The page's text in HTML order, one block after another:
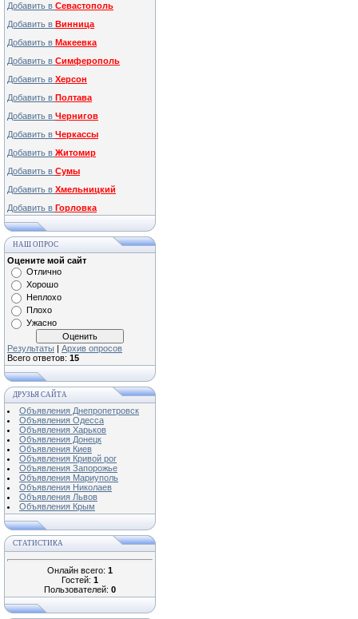
Добавить в Севастополь
Добавить в Винница
Добавить в Макеевка
Добавить в Симферополь
Добавить в Херсон
Добавить в Полтава
Добавить в Чернигов
Добавить в Черкассы
Добавить в Житомир
Добавить в Сумы
Добавить в Хмельницкий
Добавить в Горловка
НАШ ОПРОС
Оцените мой сайт
Отлично
Хорошо
Неплохо
Плохо
Ужасно
Результаты | Архив опросов
Всего ответов: 15
ДРУЗЬЯ САЙТА
Объявления Днепропетровск
Объявления Одесса
Объявления Харьков
Объявления Донецк
Объявления Киев
Объявления Кривой рог
Объявления Запорожье
Объявления Мариуполь
Объявления Николаев
Объявления Львов
Объявления Крым
СТАТИСТИКА
Онлайн всего: 1
Гостей: 1
Пользователей: 0